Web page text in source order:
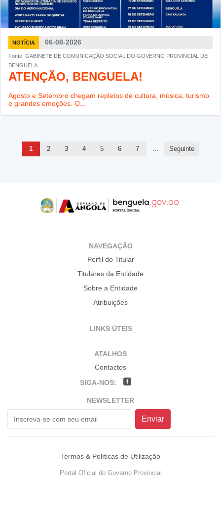
NOTÍCIA 06-08-2026
Fonte: GABINETE DE COMUNICAÇÃO SOCIAL DO GOVERNO PROVINCIAL DE
BENGUELA
ATENÇÃO, BENGUELA!
Agosto e Setembro chegam repletos de cultura, música, turismo
e grandes emoções. O...
1 2 3 4 5 6 7 ... Seguinte
NAVEGAÇÃO
Perfil do Titular
Titulares da Entidade
Sobre a Entidade
Atribuições
LINKS ÚTEIS
ATALHOS
Contactos
SIGA-NOS:
NEWSLETTER
Enviar
Termos & Políticas de Utilização
Portal Oficial do Governo Provincial